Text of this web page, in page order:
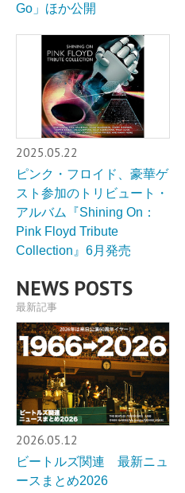
Go」ほか公開
2025.05.22
ピンク・フロイド、豪華ゲ
スト参加のトリビュート・
アルバム『Shining On：
Pink Floyd Tribute
Collection』6月発売
NEWS POSTS
最新記事
2026.05.12
ビートルズ関連 最新ニュ
ースまとめ2026